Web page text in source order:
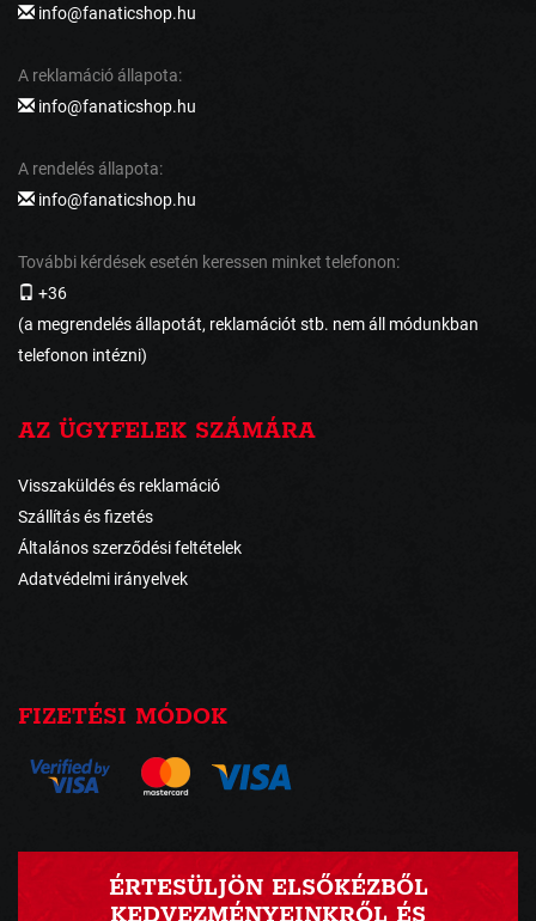
info@fanaticshop.hu
A reklamáció állapota:
info@fanaticshop.hu
A rendelés állapota:
info@fanaticshop.hu
További kérdések esetén keressen minket telefonon:
+36
(a megrendelés állapotát, reklamációt stb. nem áll módunkban
telefonon intézni)
AZ ÜGYFELEK SZÁMÁRA
Visszaküldés és reklamáció
Szállítás és fizetés
Általános szerződési feltételek
Adatvédelmi irányelvek
FIZETÉSI MÓDOK
ÉRTESÜLJÖN ELSŐKÉZBŐL